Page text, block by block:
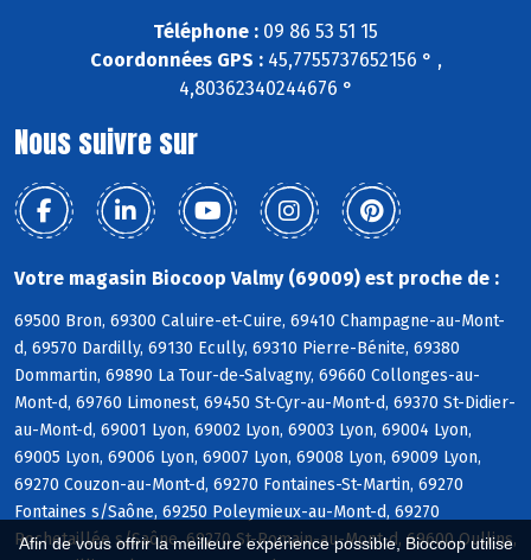
Afin de vous offrir la meilleure expérience possible, Biocoop utilise
Téléphone : 09 86 53 51 15
Coordonnées GPS :45,7755737652156 ° ,
4,80362340244676 °
Nous suivre sur
Votre magasin Biocoop Valmy (69009) est proche de :
69500 Bron, 69300 Caluire-et-Cuire, 69410 Champagne-au-Mont-
d, 69570 Dardilly, 69130 Ecully, 69310 Pierre-Bénite, 69380
Dommartin, 69890 La Tour-de-Salvagny, 69660 Collonges-au-
Mont-d, 69760 Limonest, 69450 St-Cyr-au-Mont-d, 69370 St-Didier-
au-Mont-d, 69001 Lyon, 69002 Lyon, 69003 Lyon, 69004 Lyon,
69005 Lyon, 69006 Lyon, 69007 Lyon, 69008 Lyon, 69009 Lyon,
69270 Couzon-au-Mont-d, 69270 Fontaines-St-Martin, 69270
Fontaines s/Saône, 69250 Poleymieux-au-Mont-d, 69270
Rochetaillée s/Saône, 69270 St-Romain-au-Mont-d, 69600 Oullins,